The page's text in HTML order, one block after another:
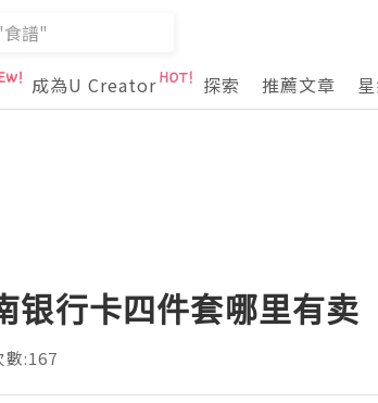
成為U Creator 探索 推薦文章
银行卡四件套哪里有卖
數:167